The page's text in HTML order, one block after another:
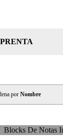
porNombre